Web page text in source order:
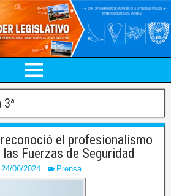
3ª
el profesionalismo
Fuerzas de Seguridad
24/06/2024 Prensa